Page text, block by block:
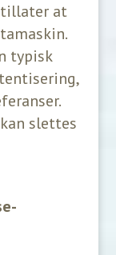
at
typisk
slettes